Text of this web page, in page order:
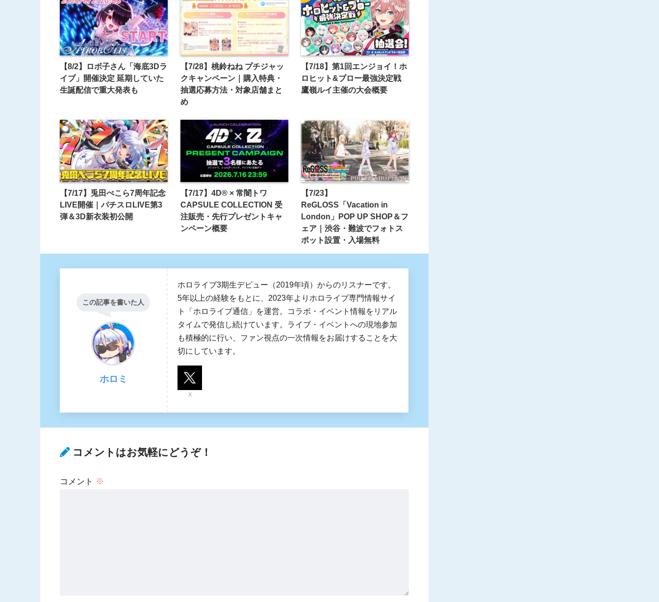
【8/2】ロボ子さん「海底3Dラ
イブ」開催決定 延期していた
生誕配信で重大発表も
【7/28】桃鈴ねね プチジャッ
クキャンペーン｜購入特典・
抽選応募方法・対象店舗まと
め
【7/18】第1回エンジョイ！ホ
ロヒット&ブロー最強決定戦
鷹嶺ルイ主催の大会概要
【7/17】兎田ぺこら7周年記念
LIVE開催｜パチスロLIVE第3
弾＆3D新衣装初公開
【7/17】4D® × 常闇トワ
CAPSULE COLLECTION 受
注販売・先行プレゼントキャ
ンペーン概要
【7/23】
ReGLOSS「Vacation in
London」POP UP SHOP＆フ
ェア｜渋谷・難波でフォトス
ポット設置・入場無料
この記事を書いた人
ホロミ
ホロライブ3期生デビュー（2019年頃）からのリスナーです。
5年以上の経験をもとに、2023年よりホロライブ専門情報サイ
ト「ホロライブ通信」を運営。コラボ・イベント情報をリアル
タイムで発信し続けています。ライブ・イベントへの現地参加
も積極的に行い、ファン視点の一次情報をお届けすることを大
切にしています。
X
コメントはお気軽にどうぞ！
コメント ※